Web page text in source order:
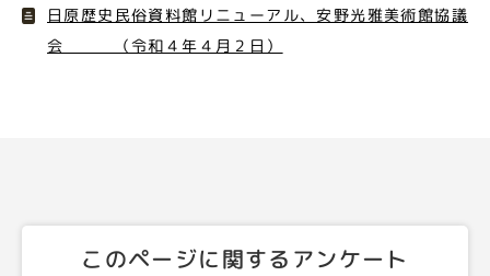
日原歴史民俗資料館リニューアル、安野光雅美術館協議
会 （令和４年４月２日）
このページに関するアンケート